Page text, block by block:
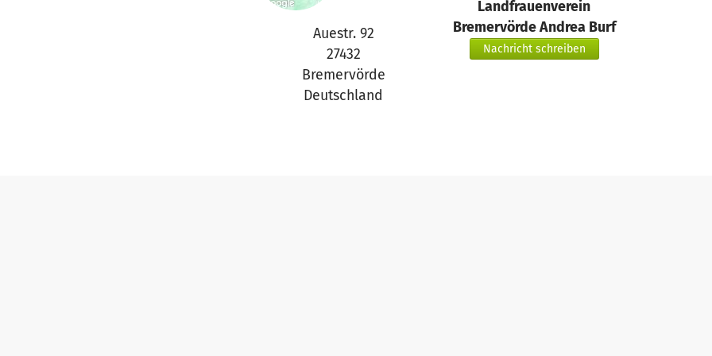
Auestr. 92
27432
Bremervörde
Deutschland
Landfrauenverein
Bremervörde Andrea Burf
Nachricht schreiben